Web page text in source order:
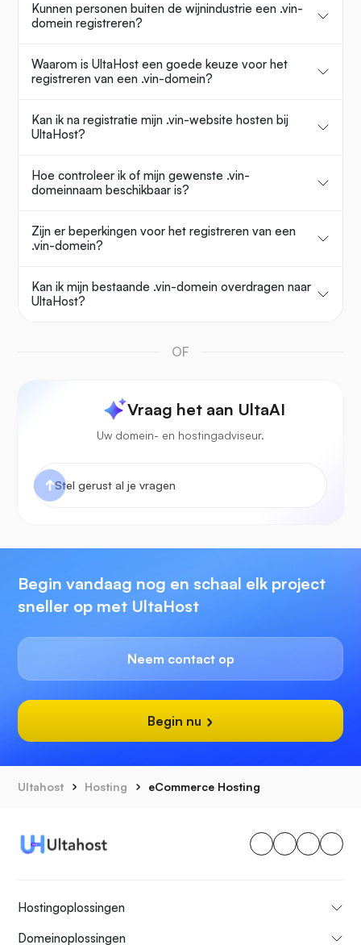
Kunnen personen buiten de wijnindustrie een .vin-
domein registreren?
Waarom is UltaHost een goede keuze voor het
registreren van een .vin-domein?
Kan ik na registratie mijn .vin-website hosten bij
UltaHost?
Hoe controleer ik of mijn gewenste .vin-
domeinnaam beschikbaar is?
Zijn er beperkingen voor het registreren van een
.vin-domein?
Kan ik mijn bestaande .vin-domein overdragen naar
UltaHost?
OF
Vraag het aan UltaAI
Uw domein- en hostingadviseur.
Begin vandaag nog en schaal elk project
sneller op met UltaHost
Neem contact op
Begin nu
Ultahost Hosting eCommerce Hosting
Hostingoplossingen
Domeinoplossingen